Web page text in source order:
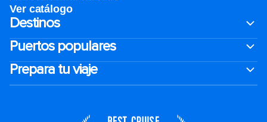
Ver catálogo
Destinos
Puertos populares
Prepara tu viaje